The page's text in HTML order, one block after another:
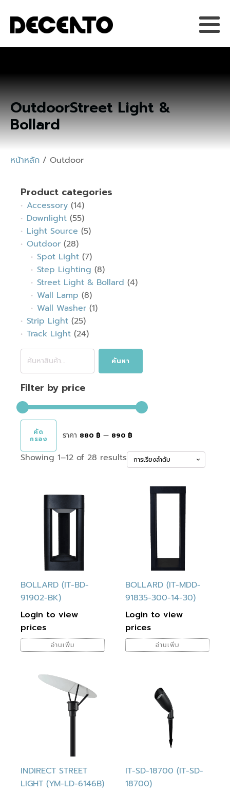
OutdoorStreet Light &
Bollard
หน้าหลัก / Outdoor
Product categories
Accessory (14)
Downlight (55)
Light Source (5)
Outdoor (28)
Spot Light (7)
Step Lighting (8)
Street Light & Bollard (4)
Wall Lamp (8)
Wall Washer (1)
Strip Light (25)
Track Light (24)
ค้นหา: ค้นหา
Filter by price
ต่ำ
สูงสุด
คัด
กรอง ราคา 880 ฿ — 890 ฿
Showing 1–12 of 28 results
BOLLARD (IT-BD-
91902-BK)
Login to view
prices
อ่านเพิ่ม
BOLLARD (IT-MDD-
91835-300-14-30)
Login to view
prices
อ่านเพิ่ม
INDIRECT STREET
LIGHT (YM-LD-6146B)
IT-SD-18700 (IT-SD-
18700)